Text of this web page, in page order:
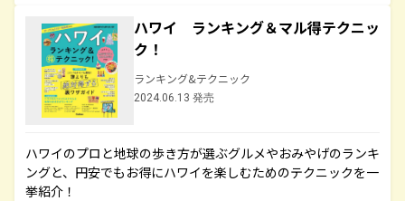
ハワイ ランキング＆マル得テクニッ
ク！
ランキング&テクニック
2024.06.13 発売
ハワイのプロと地球の歩き方が選ぶグルメやおみやげのランキ
ングと、円安でもお得にハワイを楽しむためのテクニックを一
挙紹介！